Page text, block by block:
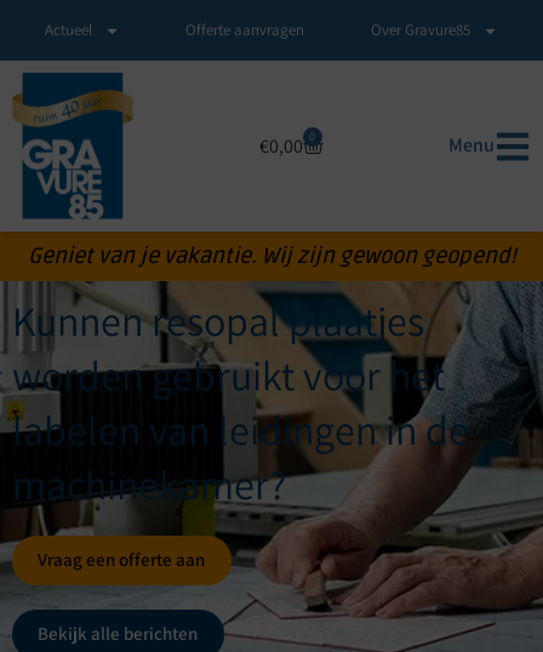
Actueel Offerte aanvragen Over Gravure85
€0,00 0 Menu
Geniet van je vakantie. Wij zijn gewoon geopend!
Kunnen resopal plaatjes
worden gebruikt voor het
labelen van leidingen in de
machinekamer?
Vraag een offerte aan
Bekijk alle berichten